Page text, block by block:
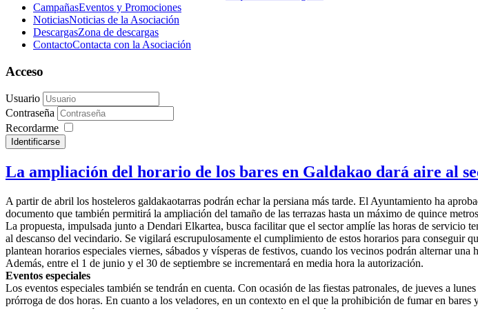
CampañasEventos y Promociones
NoticiasNoticias de la Asociación
DescargasZona de descargas
ContactoContacta con la Asociación
Acceso
Usuario
Contraseña
Recordarme
Identificarse
La ampliación del horario de los bares en Galdakao dará aire al
A partir de abril los hosteleros galdakaotarras podrán echar la persiana más tarde. El Ayuntamiento ha
documento que también permitirá la ampliación del tamaño de las terrazas hasta un máximo de quince
La propuesta, impulsada junto a Dendari Elkartea, busca facilitar que el sector amplíe las horas de servicio
al descanso del vecindario. Se vigilará escrupulosamente el cumplimiento de estos horarios para conseguir
plantean horarios especiales viernes, sábados y vísperas de festivos, cuando los vecinos podrán alternar
Además, entre el 1 de junio y el 30 de septiembre se incrementará en media hora la autorización.
Eventos especiales
Los eventos especiales también se tendrán en cuenta. Con ocasión de las fiestas patronales, de jueves a
prórroga de dos horas. En cuanto a los veladores, en un contexto en el que la prohibición de fumar en